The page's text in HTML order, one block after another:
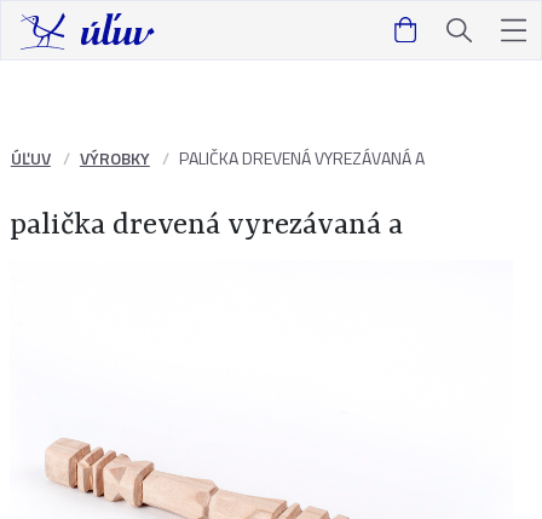
ÚĽUV VÝROBKY PALIČKA DREVENÁ VYREZÁVANÁ A
palička drevená vyrezávaná a